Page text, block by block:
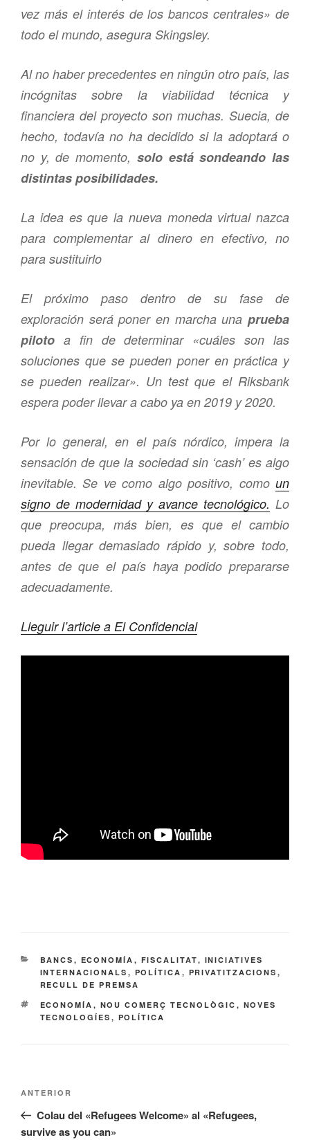
vez más el interés de los bancos centrales» de
todo el mundo, asegura Skingsley.
Al no haber precedentes en ningún otro país, las
incógnitas sobre la viabilidad técnica y
financiera del proyecto son muchas. Suecia, de
hecho, todavía no ha decidido si la adoptará o
no y, de momento, solo está sondeando las
distintas posibilidades.
La idea es que la nueva moneda virtual nazca
para complementar al dinero en efectivo, no
para sustituirlo
El próximo paso dentro de su fase de
exploración será poner en marcha una prueba
piloto a fin de determinar «cuáles son las
soluciones que se pueden poner en práctica y
se pueden realizar». Un test que el Riksbank
espera poder llevar a cabo ya en 2019 y 2020.
Por lo general, en el país nórdico, impera la
sensación de que la sociedad sin ‘cash’ es algo
inevitable. Se ve como algo positivo, como un
signo de modernidad y avance tecnológico. Lo
que preocupa, más bien, es que el cambio
pueda llegar demasiado rápido y, sobre todo,
antes de que el país haya podido prepararse
adecuadamente.
Lleguir l’article a El Confidencial
CATEGORÍAS
BANCS , ECONOMÍA , FISCALITAT, INICIATIVES
INTERNACIONALS , POLÍTICA , PRIVATITZACIONS ,
RECULL DE PREMSA
ETIQUETAS
ECONOMÍA , NOU COMERÇ TECNOLÒGIC , NOVES
TECNOLOGÍES , POLÍTICA
entradas
Entrada
anterior:
ANTERIOR
Colau del «Refugees Welcome» al «Refugees,
survive as you can»